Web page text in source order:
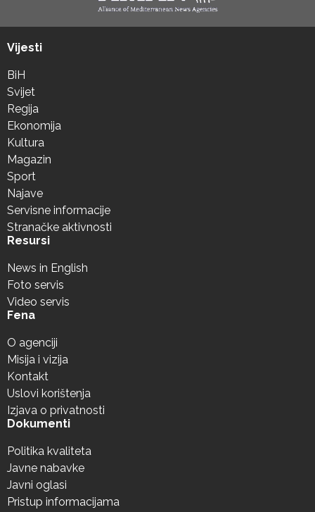
Vijesti
BiH
Svijet
Regija
Ekonomija
Kultura
Magazin
Sport
Najave
Servisne informacije
Stranačke aktivnosti
Resursi
News in English
Foto servis
Video servis
Fena
O agenciji
Misija i vizija
Kontakt
Uslovi korištenja
Izjava o privatnosti
Dokumenti
Politika kvaliteta
Javne nabavke
Javni oglasi
Pristup informacijama